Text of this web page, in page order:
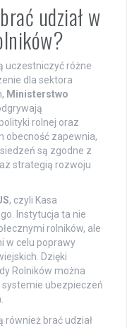
udział w
uczestniczyć różne
dla sektora
Ministerstwo
rolnej oraz
obecność zapewnia,
są zgodne z
strategią rozwoju
, czyli Kasa
Instytucja ta nie
rolników, ale
w celu poprawy
Dzięki
Rolników można
ubezpieczeń
również brać udział